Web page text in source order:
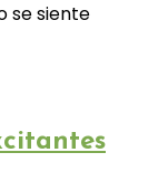
se siente